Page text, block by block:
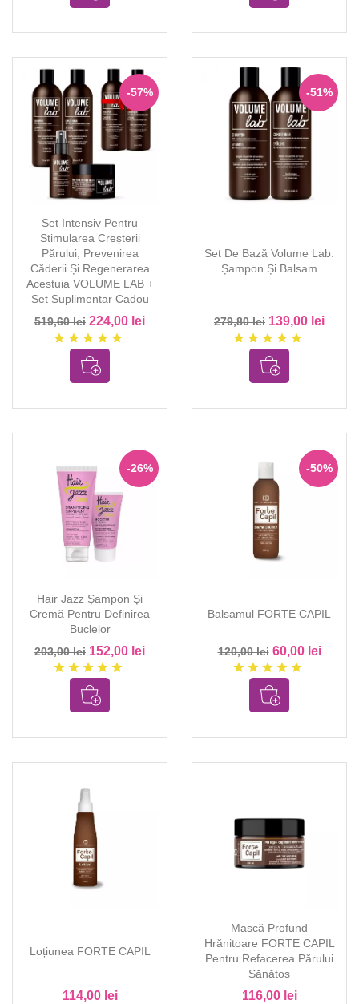
Set Intensiv Pentru
Stimularea Creșterii
Părului, Prevenirea
Căderii Și Regenerarea
Acestuia VOLUME LAB +
Set Suplimentar Cadou
519,60 lei 224,00 lei
star star star star star
-57%
Set De Bază Volume Lab:
Șampon Și Balsam
279,80 lei 139,00 lei
star star star star star
-51%
Hair Jazz Șampon Și
Cremă Pentru Definirea
Buclelor
203,00 lei 152,00 lei
star star star star star
-26%
Balsamul FORTE CAPIL
120,00 lei 60,00 lei
star star star star star
-50%
Loțiunea FORTE CAPIL
114,00 lei
Mască Profund
Hrănitoare FORTE CAPIL
Pentru Refacerea Părului
Sănătos
116,00 lei